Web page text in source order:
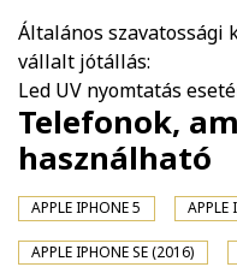
Általános
vállalt jótállás:
Led UV nyomtatás
Telefonok,
használható
APPLE IPHONE 5 APPLE
APPLE IPHONE SE (2016)